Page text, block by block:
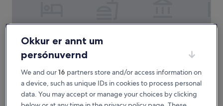
Washington R&B Hotel Hachioji
Washington R&B Hotel Hachioji
Okkur er annt um
persónuvernd
We and our16 partners store and/or access information on
a device, such as unique IDs in cookies to process personal
data. You may accept or manage your choices by clicking